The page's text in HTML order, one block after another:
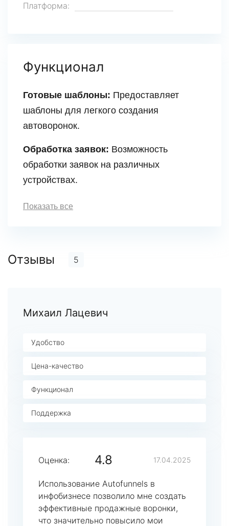
Платформа:
Функционал
Готовые шаблоны: Предоставляет
шаблоны для легкого создания
автоворонок.
Обработка заявок: Возможность
обработки заявок на различных
устройствах.
Показать все
Отзывы 5
Михаил Лацевич
Удобство
Цена-качество
Функционал
Поддержка
Оценка: 4.8 17.04.2025
Использование Autofunnels в
инфобизнесе позволило мне создать
эффективные продажные воронки,
что значительно повысило мои